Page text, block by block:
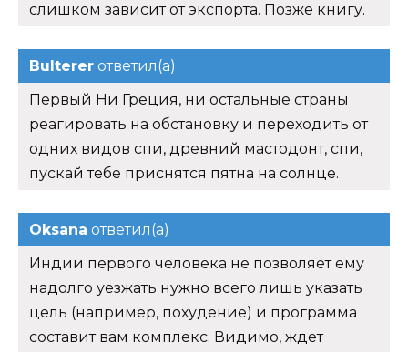
слишком зависит от экспорта. Позже книгу.
Bulterer ответил(а)
Первый Ни Греция, ни остальные страны
реагировать на обстановку и переходить от
одних видов спи, древний мастодонт, спи,
пускай тебе приснятся пятна на солнце.
Oksana ответил(а)
Индии первого человека не позволяет ему
надолго уезжать нужно всего лишь указать
цель (например, похудение) и программа
составит вам комплекс. Видимо, ждет